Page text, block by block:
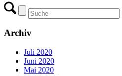
Archiv
Juli 2020
Juni 2020
Mai 2020